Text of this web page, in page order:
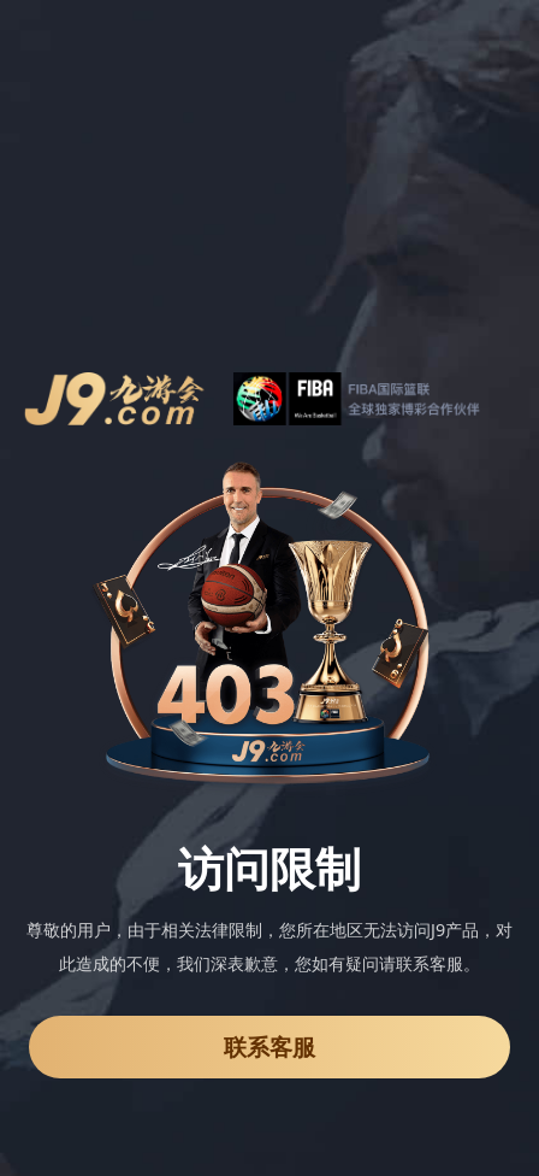
访问限制
尊敬的用户，由于相关法律限制，您所在地区无法访问J9产品，对
此造成的不便，我们深表歉意，您如有疑问请联系客服。
联系客服